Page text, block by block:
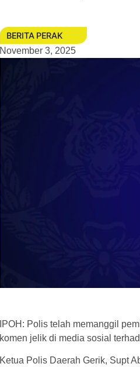
BERITA PERAK
November 3, 2025
IPOH: Polis telah memanggil
komen jelik di media sosial
Ketua Polis Daerah Gerik, Supt